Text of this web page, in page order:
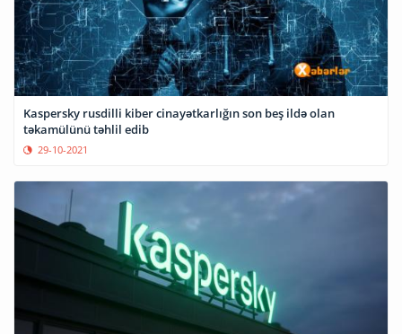
Kaspersky rusdilli kiber cinayətkarlığın son beş ildə olan
təkamülünü təhlil edib
29-10-2021